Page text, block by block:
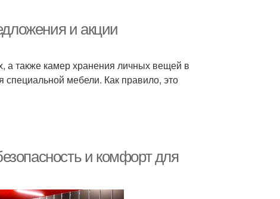
и акции
а также камер хранения личных вещей в
специальной мебели. Как правило, это
и комфорт для